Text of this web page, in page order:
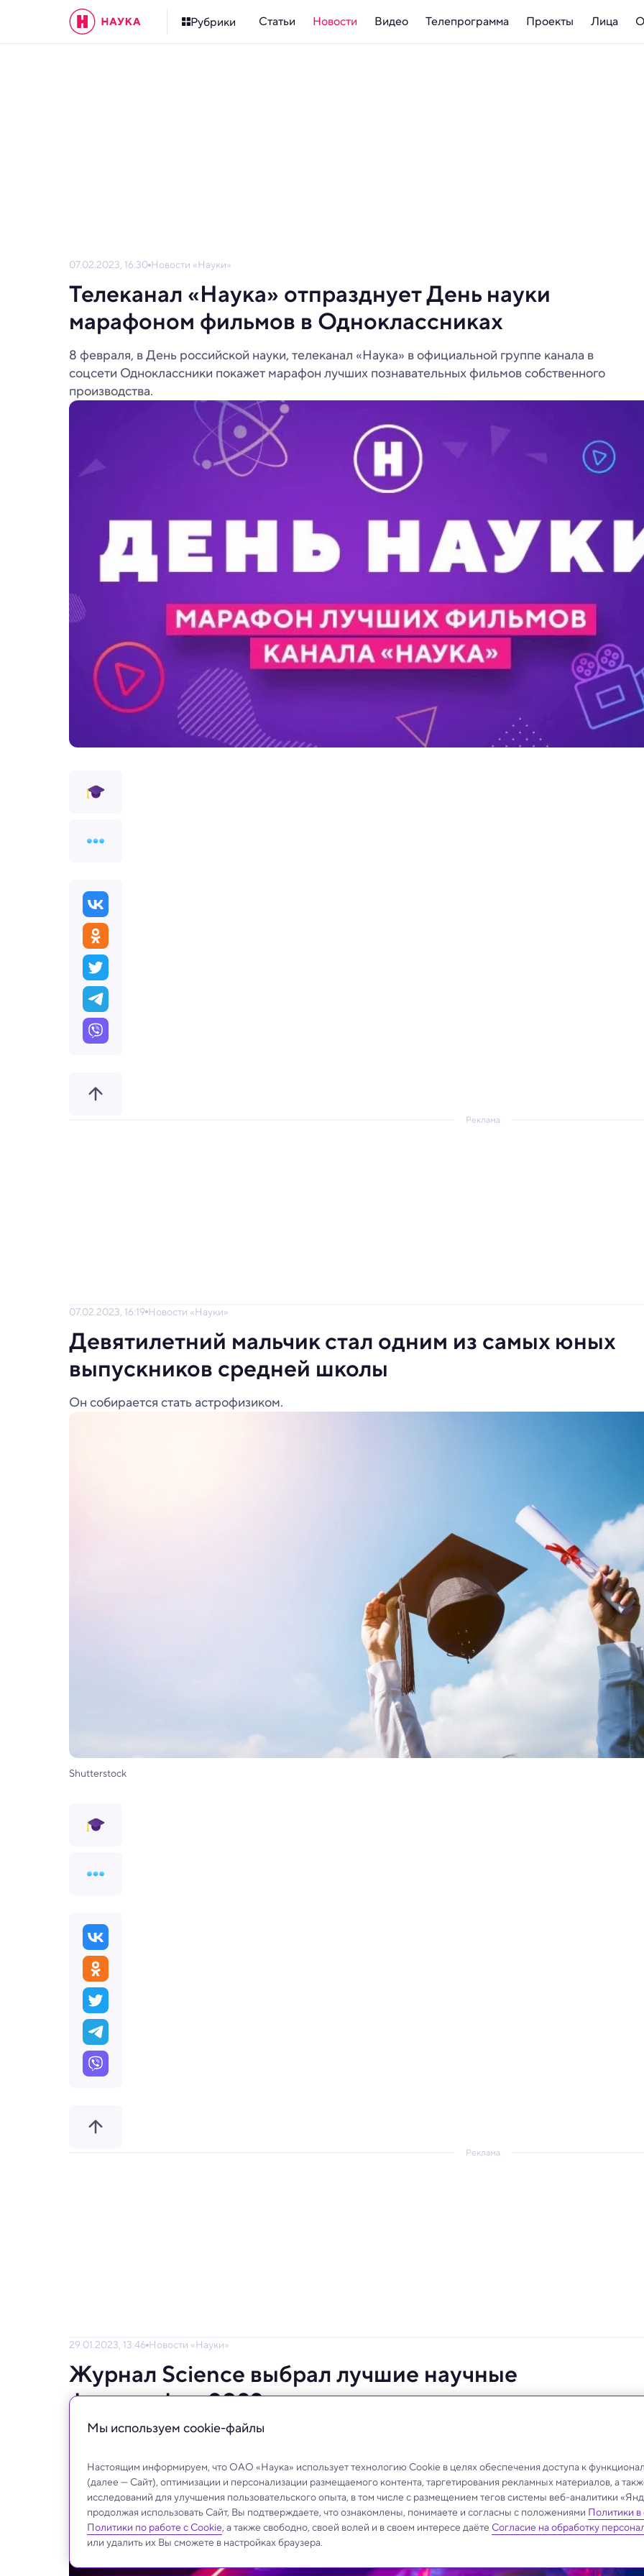
Рубрики Статьи Новости Видео Телепрограмма Проекты Лица
07.02.2023, 16:30 Новости «Науки»
Телеканал «Наука» отпразднует День науки
марафоном фильмов в Одноклассниках
8 февраля, в День российской науки, телеканал «Наука» в официальной группе канала в
соцсети Одноклассники покажет марафон лучших познавательных фильмов собственного
производства.
Реклама
07.02.2023, 16:19 Новости «Науки»
Девятилетний мальчик стал одним из самых юных
выпускников средней школы
Он собирается стать астрофизиком.
Shutterstock
Реклама
29.01.2023, 13:46 Новости «Науки»
Журнал Science выбрал лучшие научные
фотографии 2022 года
Каждый год издание называет свои любимые фотографии, которые отражают важные научные
Мы используем сookie-файлы
Настоящим информируем, что ОАО «Наука» использует технологию Cookie в целях обеспечения доступа к
(далее — Сайт), оптимизации и персонализации размещаемого контента, таргетирования рекламных материалов, а
исследований для улучшения пользовательского опыта, в том числе с размещением тегов системы веб-аналитики
продолжая использовать Сайт, Вы подтверждаете, что ознакомлены, понимаете и согласны с положениями Политики
Политики по работе с Cookie, а также свободно, своей волей и в своем интересе даёте Согласие на обработку
или удалить их Вы сможете в настройках браузера.